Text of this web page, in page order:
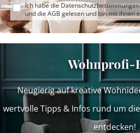
Ich habe die Datenschutzbestimmungen
und die AGB gelesen und bin mit ihnen
Wohnprofi-
Neugierig auf kreative
wertvolle Tipps & Infos rund um
entdecken!